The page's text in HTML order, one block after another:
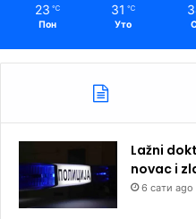
23 ℃
Пон
31 ℃
Уто
Lažni
novac i
6 сати ago